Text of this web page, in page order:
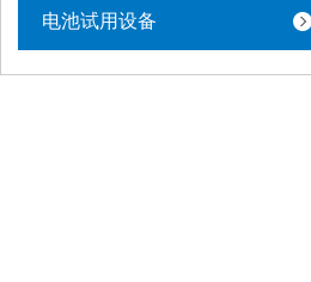
电池试用设备